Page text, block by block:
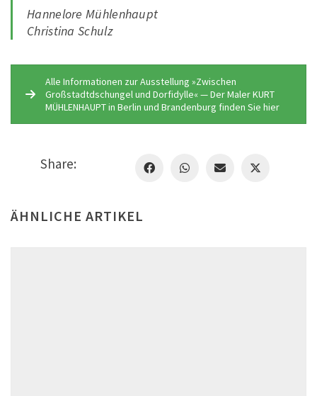
Hannelore Mühlenhaupt
Christina Schulz
Alle Informationen zur Ausstellung »Zwischen
Großstadtdschungel und Dorfidylle« — Der Maler KURT
MÜHLENHAUPT in Berlin und Brandenburg finden Sie hier
Share:
ÄHNLICHE ARTIKEL